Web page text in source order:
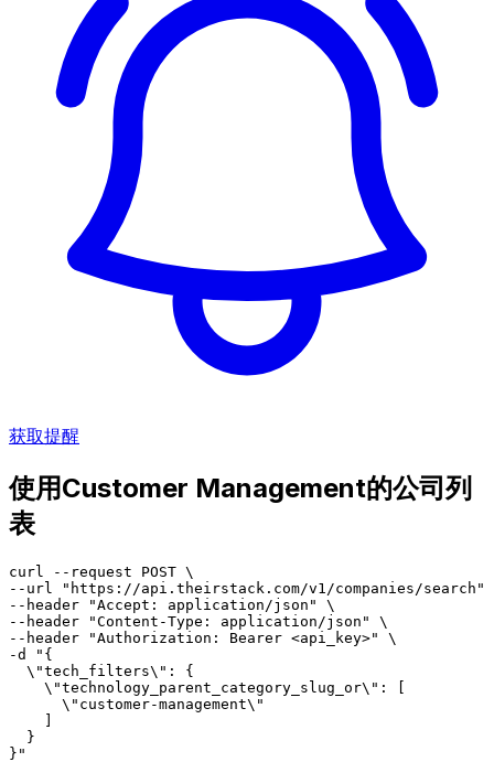
获取提醒
使用Customer Management的公司列
表
curl --request POST \
--url "https://api.theirstack.com/v1/companies/search"
--header "Accept: application/json" \
--header "Content-Type: application/json" \
--header "Authorization: Bearer <api_key>" \
-d "{
  \"tech_filters\": {
    \"technology_parent_category_slug_or\": [
      \"customer-management\"
    ]
  }
}"